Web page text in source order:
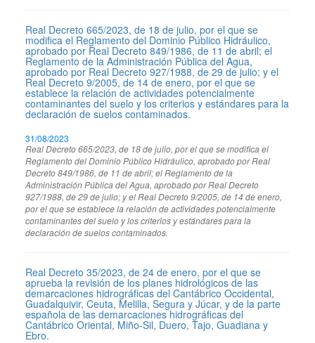
Real Decreto 665/2023, de 18 de julio, por el que se
modifica el Reglamento del Dominio Público Hidráulico,
aprobado por Real Decreto 849/1986, de 11 de abril; el
Reglamento de la Administración Pública del Agua,
aprobado por Real Decreto 927/1988, de 29 de julio; y el
Real Decreto 9/2005, de 14 de enero, por el que se
establece la relación de actividades potencialmente
contaminantes del suelo y los criterios y estándares para la
declaración de suelos contaminados.
31/08/2023
Real Decreto 665/2023, de 18 de julio, por el que se modifica el
Reglamento del Dominio Público Hidráulico, aprobado por Real
Decreto 849/1986, de 11 de abril; el Reglamento de la
Administración Pública del Agua, aprobado por Real Decreto
927/1988, de 29 de julio; y el Real Decreto 9/2005, de 14 de enero,
por el que se establece la relación de actividades potencialmente
contaminantes del suelo y los criterios y estándares para la
declaración de suelos contaminados.
Real Decreto 35/2023, de 24 de enero, por el que se
aprueba la revisión de los planes hidrológicos de las
demarcaciones hidrográficas del Cantábrico Occidental,
Guadalquivir, Ceuta, Melilla, Segura y Júcar, y de la parte
española de las demarcaciones hidrográficas del
Cantábrico Oriental, Miño-Sil, Duero, Tajo, Guadiana y
Ebro.